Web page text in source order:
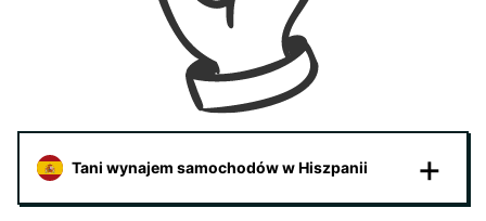
Tani wynajem samochodów w Hiszpanii